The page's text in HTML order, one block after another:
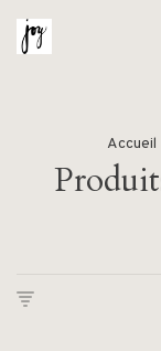
Accueil